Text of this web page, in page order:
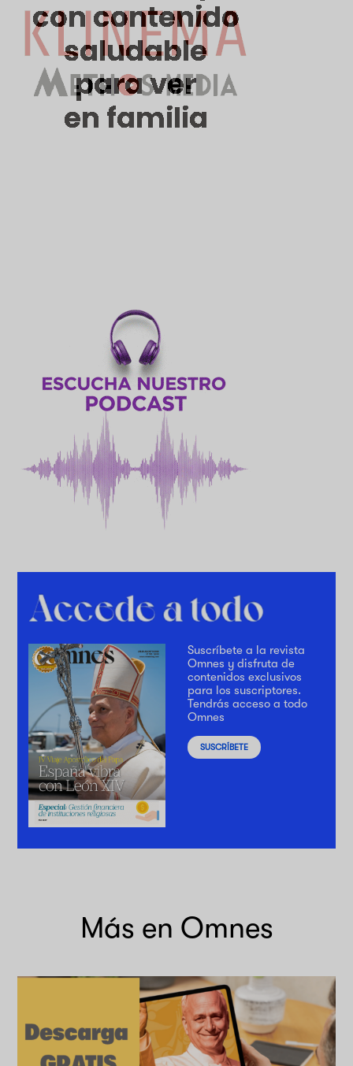
Suscríbete a la revista
Omnes y disfruta de
contenidos exclusivos
para los suscriptores.
Tendrás acceso a todo
Omnes
SUSCRÍBETE
Más en Omnes